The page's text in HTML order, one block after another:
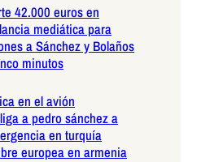
42.000 euros en
mediática para
a Sánchez y Bolaños
minutos
en el avión
a pedro sánchez a
en turquía
europea en armenia